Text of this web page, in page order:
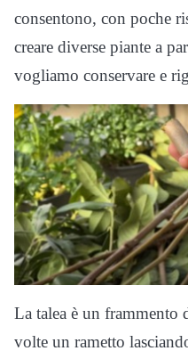
consentono, con poche
creare diverse piante a
vogliamo conservare e
La talea è un
volte un rametto